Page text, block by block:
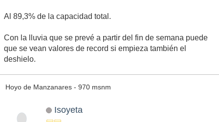
Al 89,3% de la capacidad total.
Con la lluvia que se prevé a partir del fin de semana puede
que se vean valores de record si empieza también el
deshielo.
Hoyo de Manzanares - 970 msnm
Isoyeta